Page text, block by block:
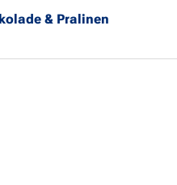
& Pralinen